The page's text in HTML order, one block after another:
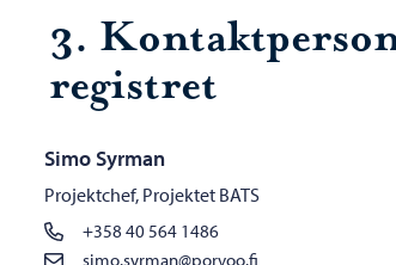
3.
registret
Simo Syrman
Projektchef, Projektet BATS
+358 40 564 1486
simo.syrman@porvoo.fi